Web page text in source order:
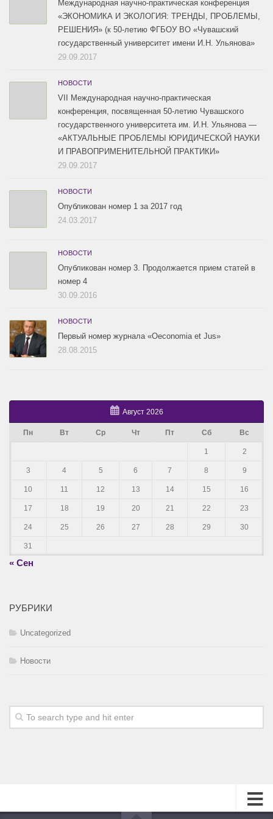
Международная научно-практическая конференция
«ЭКОНОМИКА И ЭКОЛОГИЯ: ТРЕНДЫ, ПРОБЛЕМЫ,
РЕШЕНИЯ» (к 50-летию ФГБОУ ВО «Чувашский
государственный университет имени И.Н. Ульянова»
29.09.2017
НОВОСТИ
VII Международная научно-практическая
конференция, посвященная 50-летию Чувашского
государственного университета им. И.Н. Ульянова —
«АКТУАЛЬНЫЕ ПРОБЛЕМЫ ЮРИДИЧЕСКОЙ НАУКИ
И ПРАВОПРИМЕНИТЕЛЬНОЙ ПРАКТИКИ»
29.09.2017
НОВОСТИ
Опубликован номер 1 за 2017 год
24.03.2017
НОВОСТИ
Опубликован номер 3. Продолжается прием статей в
номер 4
30.09.2016
НОВОСТИ
Первый номер журнала «Oeconomia et Jus»
28.08.2015
Август 2026
Пн Вт Ср Чт Пт Сб Вс
1 2
3 4 5 6 7 8 9
10 11 12 13 14 15 16
17 18 19 20 21 22 23
24 25 26 27 28 29 30
31
« Сен
РУБРИКИ
Uncategorized
Новости